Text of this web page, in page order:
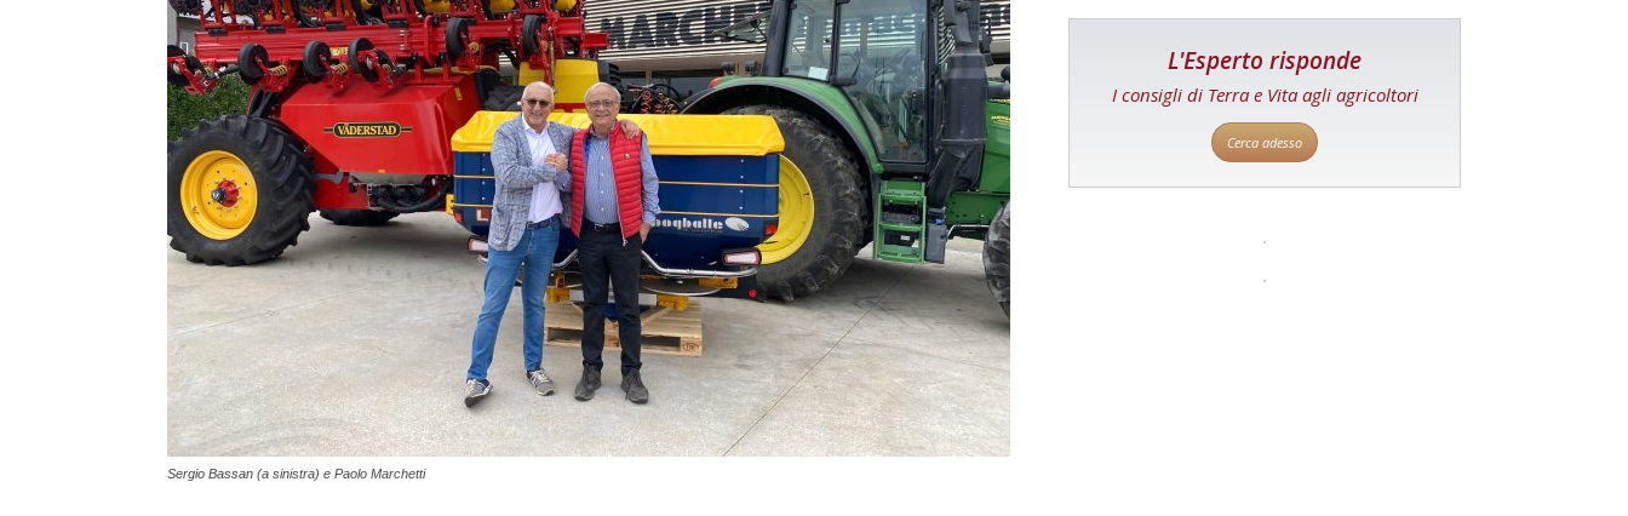
Sergio Bassan (a sinistra) e Paolo Marchetti
L'Esperto risponde
I consigli di Terra e Vita agli agricoltori
Cerca adesso